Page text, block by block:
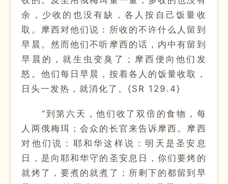
余，少收的也没有缺，各人按自己饭量收
取。摩西对他们说：所收的不许什么人留到
早晨。然而他们不听摩西的话，内中有留到
早晨的，就生虫变臭了；摩西便向他们发
怒。他们每日早晨，按着各人的饭量收取，
日头一发热，就消化了。{SR 129.4}
“到第六天，他们收了双倍的食物，每
人两俄梅珥；会众的长官来告诉摩西。摩西
对他们说：耶和华这样说：明天是圣安息
日，是向耶和华守的圣安息日，你们要烤的
就烤了，要煮的就煮了；所剩下的都留到早